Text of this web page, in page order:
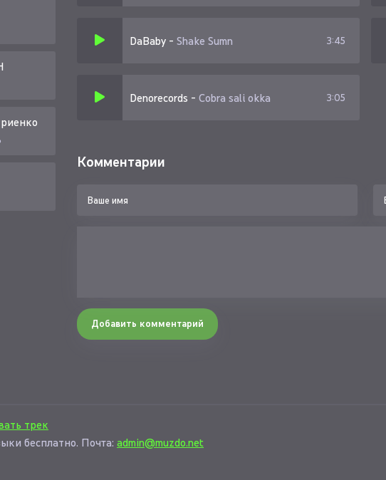
DaBaby - Shake Sumn 3:45
Denorecords - Cobra sali okka 3:05
Комментарии
Добавить комментарий
трек
бесплатно. Почта: admin@muzdo.net